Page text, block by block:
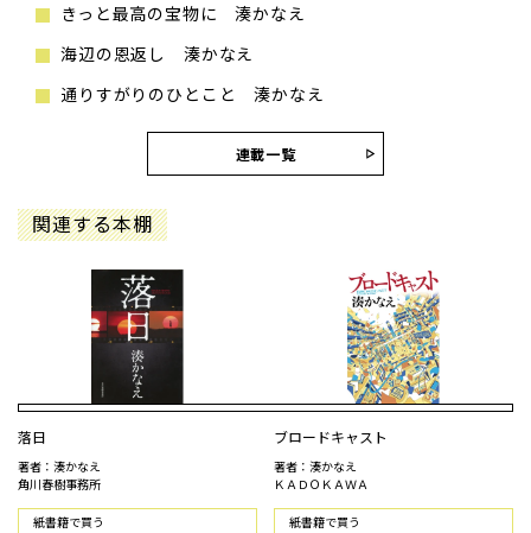
きっと最高の宝物に 湊かなえ
海辺の恩返し 湊かなえ
通りすがりのひとこと 湊かなえ
連載一覧
関連する本棚
落日
著者：湊かなえ
角川春樹事務所
紙書籍で買う
ブロードキャスト
著者：湊かなえ
ＫＡＤＯＫＡＷＡ
紙書籍で買う